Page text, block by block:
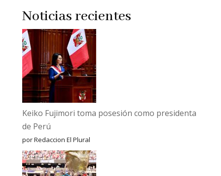
Noticias recientes
Keiko Fujimori toma posesión como presidenta
de Perú
por Redaccion El Plural